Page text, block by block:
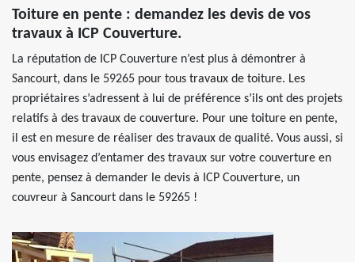
Toiture en pente : demandez les devis de vos
travaux à ICP Couverture.
La réputation de ICP Couverture n’est plus à démontrer à
Sancourt, dans le 59265 pour tous travaux de toiture. Les
propriétaires s’adressent à lui de préférence s’ils ont des projets
relatifs à des travaux de couverture. Pour une toiture en pente,
il est en mesure de réaliser des travaux de qualité. Vous aussi, si
vous envisagez d’entamer des travaux sur votre couverture en
pente, pensez à demander le devis à ICP Couverture, un
couvreur à Sancourt dans le 59265 !